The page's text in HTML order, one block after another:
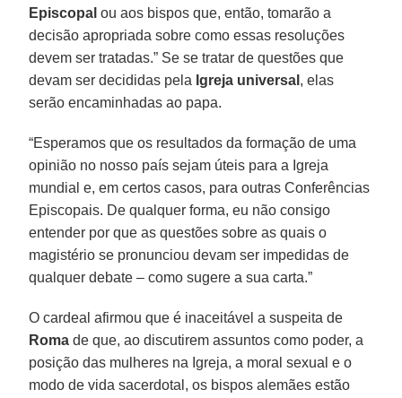
Episcopal ou aos bispos que, então, tomarão a
decisão apropriada sobre como essas resoluções
devem ser tratadas.” Se se tratar de questões que
devam ser decididas pela Igreja universal , elas
serão encaminhadas ao papa.
“Esperamos que os resultados da formação de uma
opinião no nosso país sejam úteis para a Igreja
mundial e, em certos casos, para outras Conferências
Episcopais. De qualquer forma, eu não consigo
entender por que as questões sobre as quais o
magistério se pronunciou devam ser impedidas de
qualquer debate – como sugere a sua carta.”
O cardeal afirmou que é inaceitável a suspeita de
Roma de que, ao discutirem assuntos como poder, a
posição das mulheres na Igreja, a moral sexual e o
modo de vida sacerdotal, os bispos alemães estão